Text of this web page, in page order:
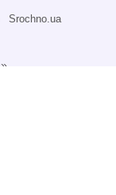
Srochno.ua
»